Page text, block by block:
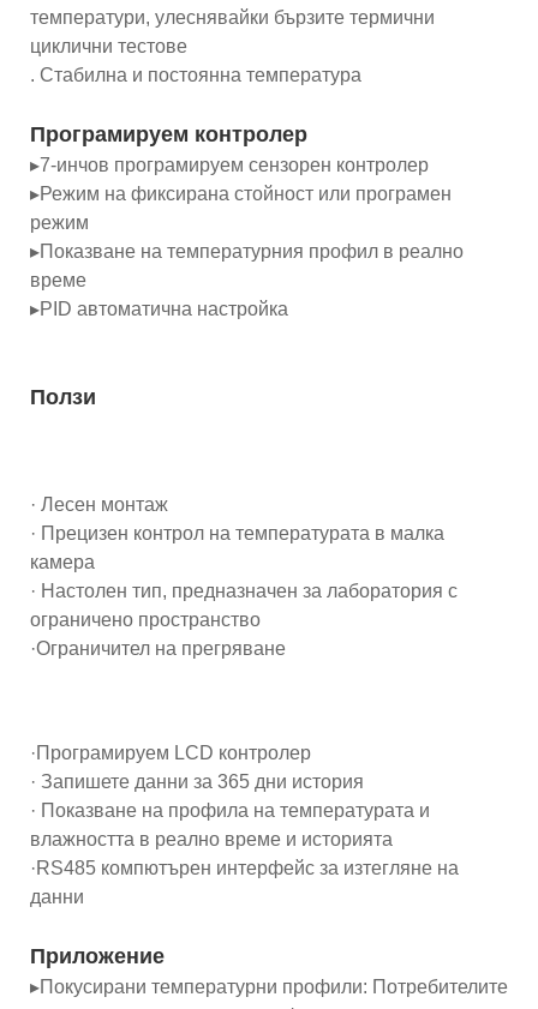
температури, улеснявайки бързите термични
циклични тестове
. Стабилна и постоянна температура
Програмируем контролер
▸7-инчов програмируем сензорен контролер
▸Режим на фиксирана стойност или програмен
режим
▸Показване на температурния профил в реално
време
▸PID автоматична настройка
Ползи
· Лесен монтаж
· Прецизен контрол на температурата в малка
камера
· Настолен тип, предназначен за лаборатория с
ограничено пространство
·Ограничител на прегряване
·Програмируем LCD контролер
· Запишете данни за 365 дни история
· Показване на профила на температурата и
влажността в реално време и историята
·RS485 компютърен интерфейс за изтегляне на
данни
Приложение
▸Покусирани температурни профили: Потребителите